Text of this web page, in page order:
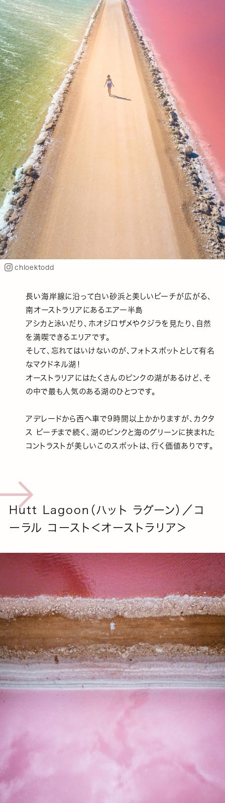
chloektodd
長い海岸線に沿って白い砂浜と美しいビーチが広がる、
南オーストラリアにあるエアー半島
アシカと泳いだり、ホオジロザメやクジラを見たり、自然
を満喫できるエリアです。
そして、忘れてはいけないのが、フォトスポットとして有名
なマクドネル湖！
オーストラリアにはたくさんのピンクの湖があるけど、そ
の中で最も人気のある湖のひとつです。
アデレードから西へ車で9時間以上かかりますが、カクタ
ス ビーチまで続く、湖のピンクと海のグリーンに挟まれた
コントラストが美しいこのスポットは、行く価値ありです。
Hutt Lagoon（ハット ラグーン）／コ
ーラル コースト＜オーストラリア＞